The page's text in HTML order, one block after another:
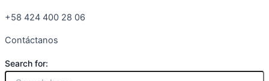
+58 424 400 28 06
Contáctanos
Search for: